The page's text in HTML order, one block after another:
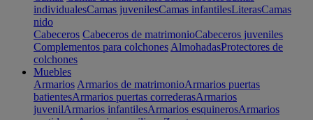
individualesCamas juvenilesCamas infantilesLiterasCamas
nido
Cabeceros Cabeceros de matrimonioCabeceros juveniles
Complementos para colchones AlmohadasProtectores de
colchones
Muebles
Armarios Armarios de matrimonioArmarios puertas
batientesArmarios puertas correderasArmarios
juvenilArmarios infantilesArmarios esquinerosArmarios